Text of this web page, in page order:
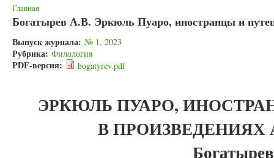
Вы здесь
Главная
Богатырев А.В. Эркюль Пуаро, иностранцы и
Выпуск журнала: № 1, 2023
Рубрика: Филология
PDF-версия: bogatyrev.pdf
ЭРКЮЛЬ ПУАРО,
В ПРОИЗВЕДЕНИЯХ